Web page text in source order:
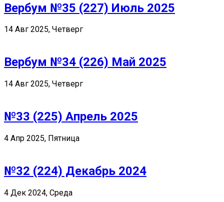
Вербум №35 (227) Июль 2025
14 Авг 2025, Четверг
Вербум №34 (226) Май 2025
14 Авг 2025, Четверг
№33 (225) Апрель 2025
4 Апр 2025, Пятница
№32 (224) Декабрь 2024
4 Дек 2024, Среда